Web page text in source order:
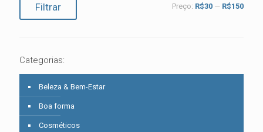
mínimo
máximoFiltrar Preço: R$30 — R$150
Categorias:
Beleza & Bem-Estar
Boa forma
Cosméticos